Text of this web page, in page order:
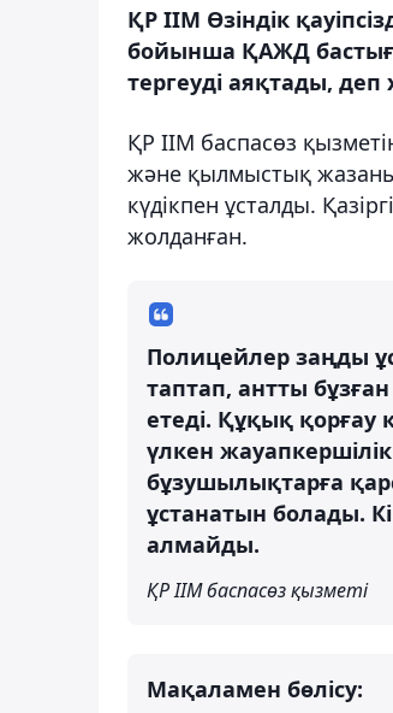
ҚР ІІМ Өзіндік
бойынша ҚАЖД
тергеуді аяқтады,
ҚР ІІМ баспасөз
және қылмыстық жазаны
күдікпен ұсталды.
жолданған.
Полицейлер заңды
таптап, антты
етеді. Құқық қорғау
үлкен
бұзушылықтарға
ұстанатын болады.
алмайды.
ҚР ІІМ баспасөз қызметі
Мақаламен бөлісу: